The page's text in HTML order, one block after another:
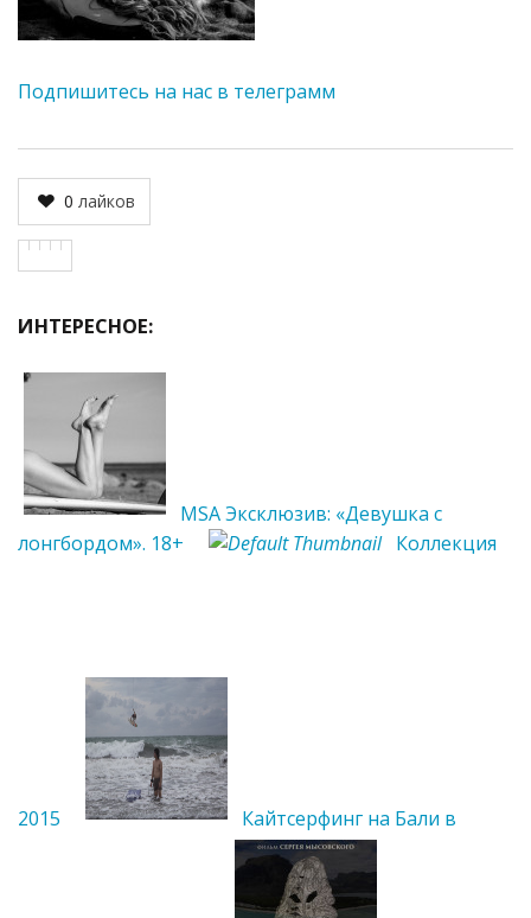
Подпишитесь на нас в телеграмм
0 лайков
ИНТЕРЕСНОЕ:
MSA Эксклюзив: «Девушка с
лонгбордом». 18+
Коллекция
2015 Кайтсерфинг на Бали в